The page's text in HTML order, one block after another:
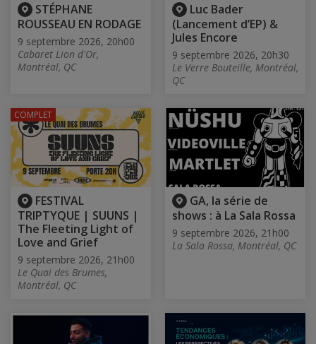
STÉPHANE
ROUSSEAU EN RODAGE
9 septembre 2026, 20h00
Cabaret Lion d'Or,
Montréal, QC
Luc Bader
(Lancement d’EP) &
Jules Encore
9 septembre 2026, 20h30
Le Verre Bouteille, Montréal,
QC
FESTIVAL
TRIPTYQUE | SUUNS |
The Fleeting Light of
Love and Grief
9 septembre 2026, 21h00
Le Quai des Brumes,
Montréal, QC
COMPLET
GA, la série de
shows : à La Sala Rossa
9 septembre 2026, 21h00
La Sala Rossa, Montréal, QC